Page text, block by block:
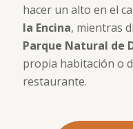
hacer un alto en el
la Encina, mientras
Parque Natural de
propia habitación o
restaurante.